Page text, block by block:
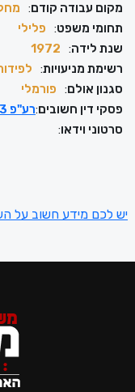
מקום עבודה קודם:
תחומי משפט:
פלילי
שנת לידה:
1972
רשימת מניעויות:
סגנון אולם:
פורמלי
פסקי דין חשובים:רע"פ 6689/13 - אידן אליהו נ' מדינת ישראל
סרטוני וידאו:
יש לכם מידע חשוב על